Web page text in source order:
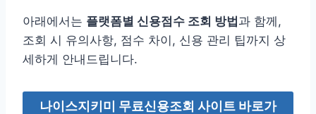
아래에서는 플랫폼별 신용점수 조회 방법과 함께,
조회 시 유의사항, 점수 차이, 신용 관리 팁까지 상
세하게 안내드립니다.
나이스지키미 무료신용조회 사이트 바로가